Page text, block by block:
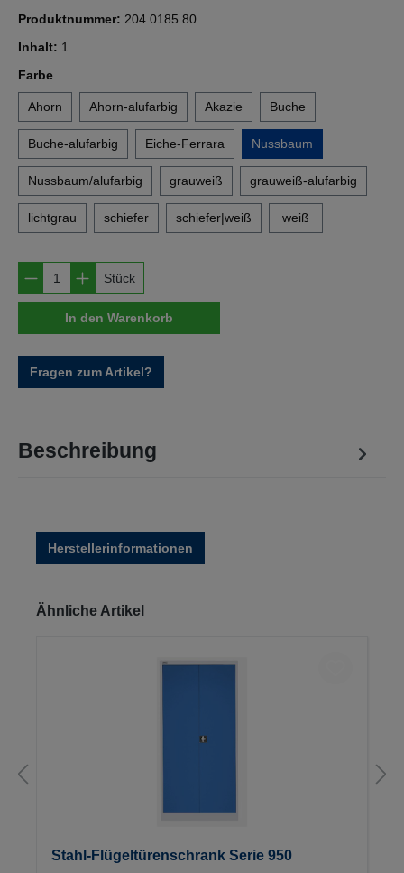
Produktnummer: 204.0185.80
Inhalt: 1
Farbeauswählen
Ahorn Ahorn-alufarbig Akazie Buche
Buche-alufarbig Eiche-Ferrara Nussbaum
Nussbaum/alufarbig grauweiß grauweiß-alufarbig
lichtgrau schiefer schiefer|weiß weiß
Produkt Anzahl: Gib den gewünschten
Stück
In den Warenkorb
Fragen zum Artikel?
Beschreibung
Herstellerinformationen
Produktgalerie überspringen
Ähnliche Artikel
Stahl-Flügeltürenschrank Serie 950